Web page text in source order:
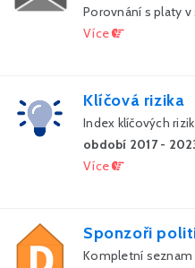
Porovnání s platy
Více
Klíčová rizika
Index klíčových
období 2017 -
Více
Sponzoři
Kompletní